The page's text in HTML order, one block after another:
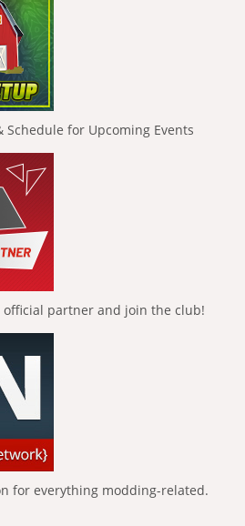
for Upcoming Events
official partner and join the club!
for everything modding-related.